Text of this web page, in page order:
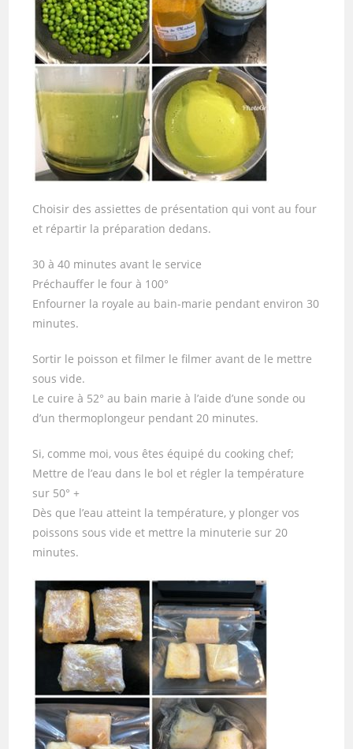
Choisir des assiettes de présentation qui vont au four
et répartir la préparation dedans.
30 à 40 minutes avant le service
Préchauffer le four à 100°
Enfourner la royale au bain-marie pendant environ 30
minutes.
Sortir le poisson et filmer le filmer avant de le mettre
sous vide.
Le cuire à 52° au bain marie à l’aide d’une sonde ou
d’un thermoplongeur pendant 20 minutes.
Si, comme moi, vous êtes équipé du cooking chef;
Mettre de l’eau dans le bol et régler la température
sur 50° +
Dès que l’eau atteint la température, y plonger vos
poissons sous vide et mettre la minuterie sur 20
minutes.